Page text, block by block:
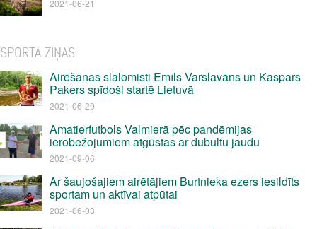
2021-06-21
SPORTA ZIŅAS
Airēšanas slalomisti Emīls Varslavāns un Kaspars
Pakers spīdoši startē Lietuvā
2021-06-29
Amatierfutbols Valmierā pēc pandēmijas
ierobežojumiem atgūstas ar dubultu jaudu
2021-09-06
Ar šaujošajiem airētājiem Burtnieka ezers iesildīts
sportam un aktīvai atpūtai
2021-06-03